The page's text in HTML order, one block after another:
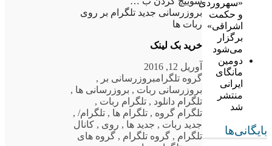
«سهروردی
و حکمت
اشراقی»
برگزار
می‌شود
دومین
مانگای
ایرانی
منتشر
شد
بایگانی‌ها
بروزرسانی جدید تلگرام بر روی
ربات ها
خرید بک لینک
آوریل 12, 2016
گروه تلگرامبروزرسانی بر ,
بروزرسانی ربات , بروزرسانی ها ,
تلگرام دانلود , تلگرام ربات ,
تلگرام گروه , تلگرام ها , تلگرام/,
جدید ربات , جدید ها , روی , کانال
تلگرام , گروه تلگرام , گروه های